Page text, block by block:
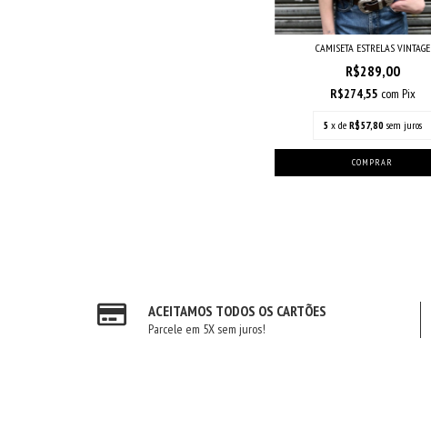
CAMISETA ESTRELAS VINTAGE
R$289,00
R$274,55 com Pix
5 x deR$57,80 sem juros
ACEITAMOS TODOS OS CARTÕES
Parcele em 5X sem juros!